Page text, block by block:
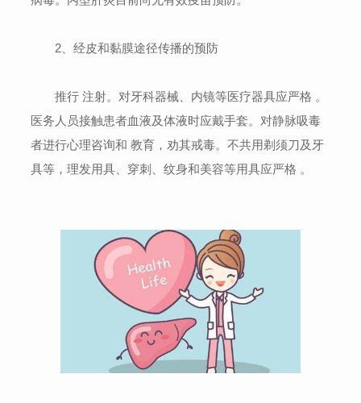
2、经皮和黏膜途径传播的预防
推行 注射。对牙科器械、内镜等医疗器具应严格 。
医务人员接触患者血液及体液时应戴手套。对静脉吸毒
者进行心理咨询和 教育，劝其戒毒。不共用剃须刀及牙
具等，理发用具、穿刺、纹身和美容等用具应严格 。